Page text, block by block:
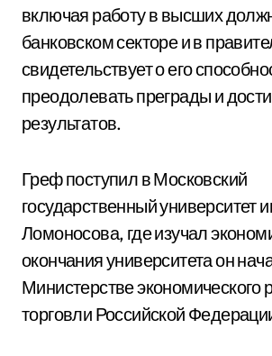
включая работу в высших
банковском секторе и в
свидетельствует о его
преодолевать преграды и
результатов.
Греф поступил в Московский
государственный университет
Ломоносова, где изучал
окончания университета он
Министерстве экономического
торговли Российской